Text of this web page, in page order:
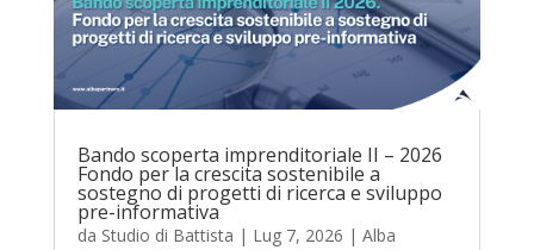
Bando scoperta imprenditoriale II – 2026
Fondo per la crescita sostenibile a
sostegno di progetti di ricerca e sviluppo
pre-informativa
da Studio di Battista | Lug 7, 2026 | Alba